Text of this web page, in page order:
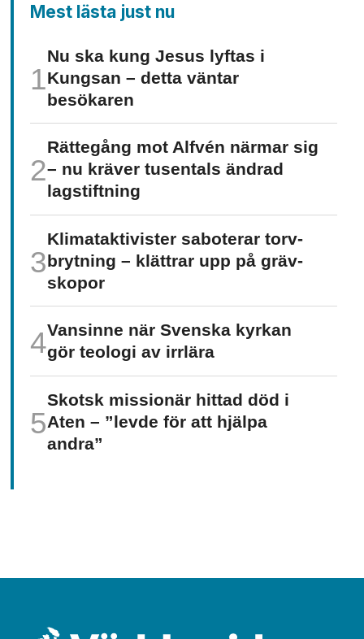
Mest lästa just nu
Nu ska kung Jesus lyftas i
Kungsan – detta väntar
besökaren
Rättegång mot Alfvén närmar sig
– nu kräver tusentals ändrad
lagstiftning
Klimat­aktivister saboterar torv­
brytning – klättrar upp på gräv­
skopor
Vansinne när Svenska kyrkan
gör teologi av irrlära
Skotsk missionär hittad död i
Aten – ”levde för att hjälpa
andra”